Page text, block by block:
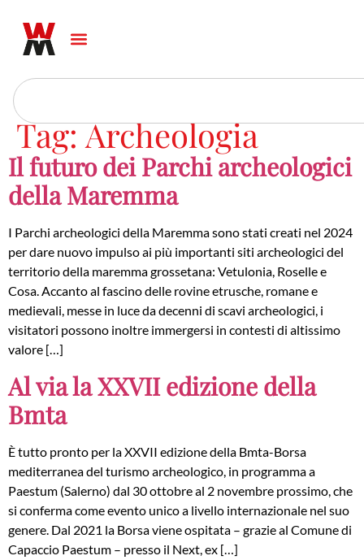
Tag:Archeologia
Il futuro dei Parchi archeologici
della Maremma
I Parchi archeologici della Maremma sono stati creati nel 2024
per dare nuovo impulso ai più importanti siti archeologici del
territorio della maremma grossetana: Vetulonia, Roselle e
Cosa. Accanto al fascino delle rovine etrusche, romane e
medievali, messe in luce da decenni di scavi archeologici, i
visitatori possono inoltre immergersi in contesti di altissimo
valore […]
Al via la XXVII edizione della
Bmta
È tutto pronto per la XXVII edizione della Bmta-Borsa
mediterranea del turismo archeologico, in programma a
Paestum (Salerno) dal 30 ottobre al 2 novembre prossimo, che
si conferma come evento unico a livello internazionale nel suo
genere. Dal 2021 la Borsa viene ospitata – grazie al Comune di
Capaccio Paestum – presso il Next, ex […]